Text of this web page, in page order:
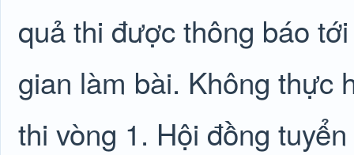
quả thi được thông báo
gian làm bài. Không thực
thi vòng 1. Hội đồng